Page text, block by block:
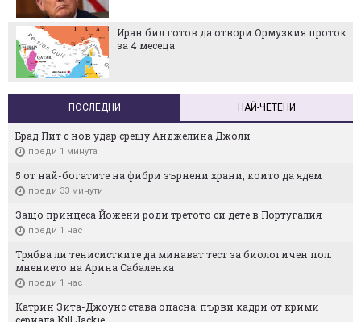
Иран бил готов да отвори Ормузкия проток
за 4 месеца
ПОСЛЕДНИ НАЙ-ЧЕТЕНИ
Брад Пит с нов удар срещу Анджелина Джоли
преди 1 минута
5 от най-богатите на фибри зърнени храни, които да ядем
преди 33 минути
Защо принцеса Йожени роди третото си дете в Португалия
преди 1 час
Трябва ли тенисистките да минават тест за биологичен пол:
мнението на Арина Сабаленка
преди 1 час
Катрин Зита-Джоунс става опасна: първи кадри от крими
сериала Kill Jackie